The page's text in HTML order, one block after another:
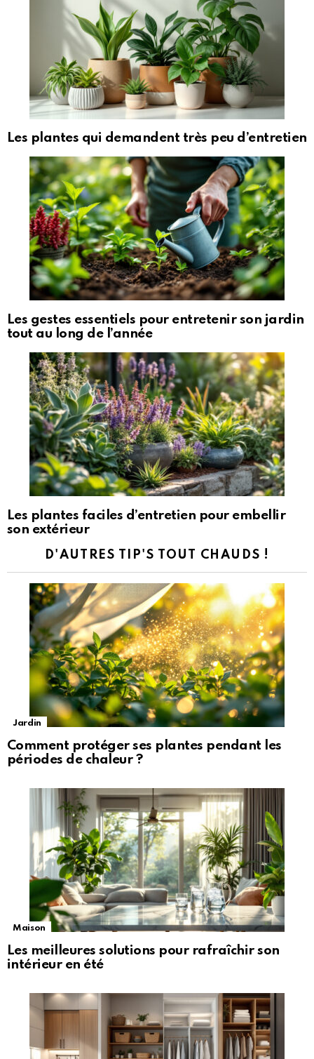
Les plantes qui demandent très peu d’entretien
Les gestes essentiels pour entretenir son jardin
tout au long de l’année
Les plantes faciles d’entretien pour embellir
son extérieur
D'AUTRES TIP'S TOUT CHAUDS !
Jardin
Comment protéger ses plantes pendant les
périodes de chaleur ?
Maison
Les meilleures solutions pour rafraîchir son
intérieur en été